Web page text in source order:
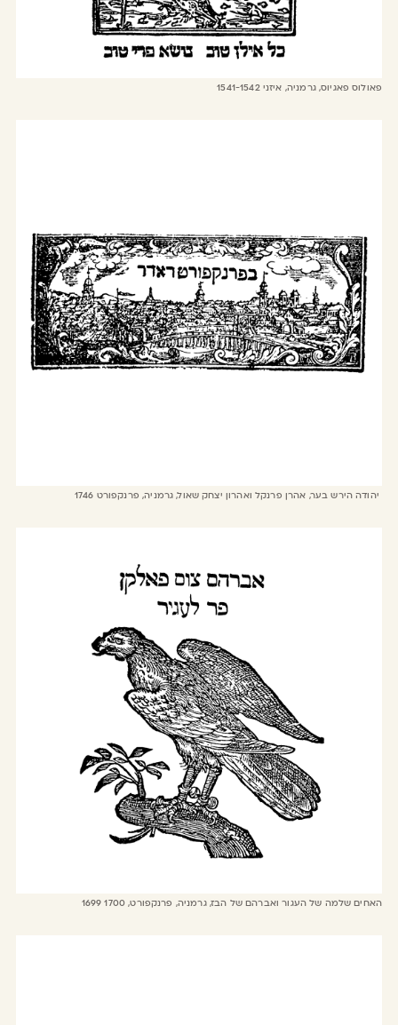
פאולוס פאגיוס, גרמניה, איזני 1541-1542
יהודה הירש בער, אהרן פרנקל ואהרון יצחק שאול, גרמניה, פרנקפורט 1746
האחים שלמה של העגור ואברהם של הבז, גרמניה, פרנקפורט, 1699 1700